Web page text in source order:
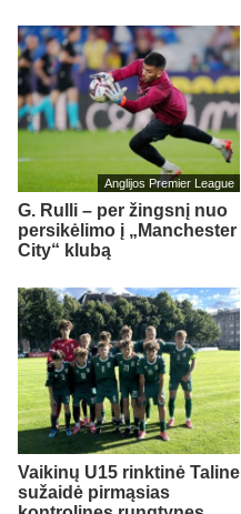
Anglijos Premier League
G. Rulli – per žingsnį nuo
persikėlimo į „Manchester
City“ klubą
Vaikinų U15 rinktinė Taline
sužaidė pirmąsias